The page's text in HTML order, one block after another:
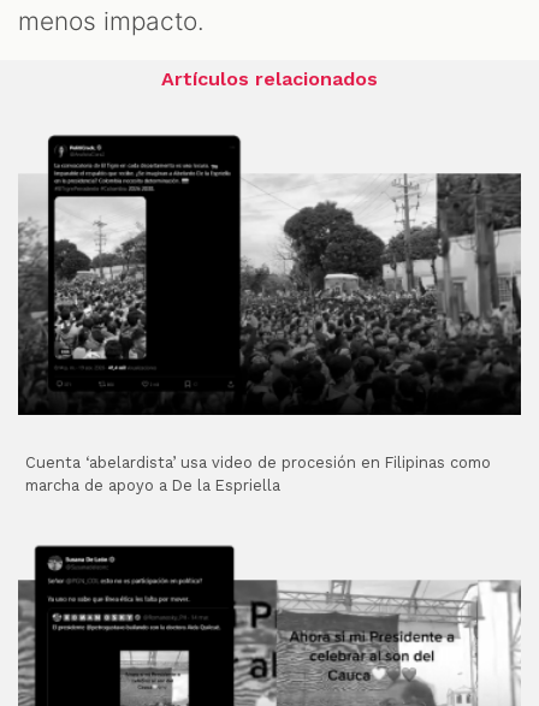
menos impacto.
Artículos relacionados
Cuenta ‘abelardista’ usa video de procesión en Filipinas como
marcha de apoyo a De la Espriella